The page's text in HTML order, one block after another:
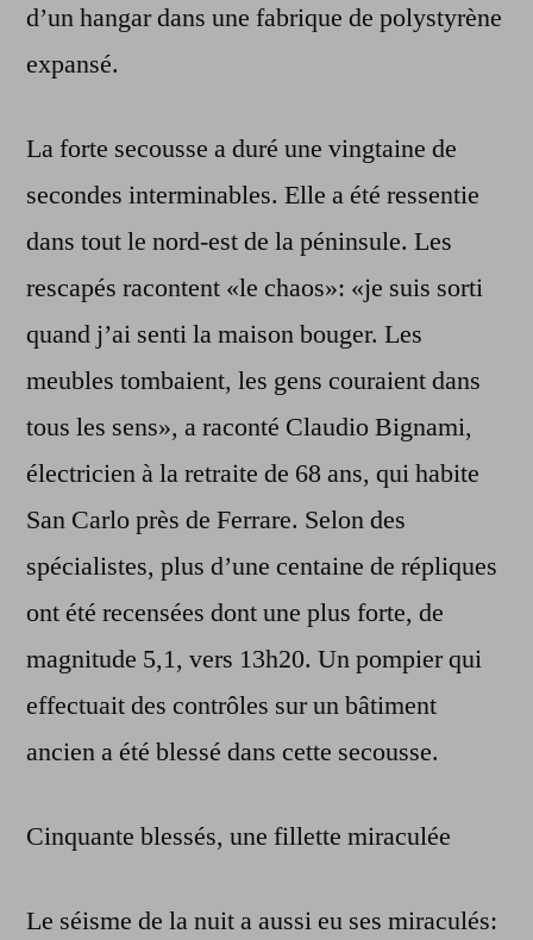
d’un hangar dans une fabrique de polystyrène
expansé.
La forte secousse a duré une vingtaine de
secondes interminables. Elle a été ressentie
dans tout le nord-est de la péninsule. Les
rescapés racontent «le chaos»: «je suis sorti
quand j’ai senti la maison bouger. Les
meubles tombaient, les gens couraient dans
tous les sens», a raconté Claudio Bignami,
électricien à la retraite de 68 ans, qui habite
San Carlo près de Ferrare. Selon des
spécialistes, plus d’une centaine de répliques
ont été recensées dont une plus forte, de
magnitude 5,1, vers 13h20. Un pompier qui
effectuait des contrôles sur un bâtiment
ancien a été blessé dans cette secousse.
Cinquante blessés, une fillette miraculée
Le séisme de la nuit a aussi eu ses miraculés: